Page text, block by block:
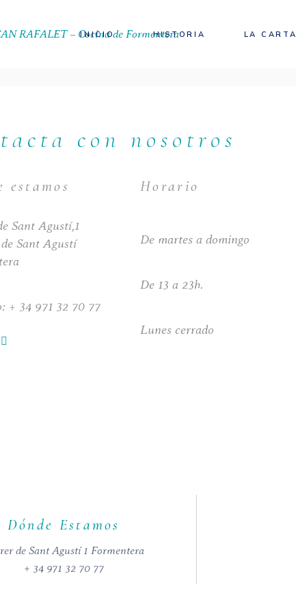
INICIO HISTORIA LA CARTA
con nosotros
estamos
Sant Agustí,1
Sant Agustí
+ 34 971 32 70 77
Horario
De martes a domingo
De 13 a 23h.
Lunes cerrado
Dónde Estamos
de Sant Agustí 1 Formentera
+ 34 971 32 70 77